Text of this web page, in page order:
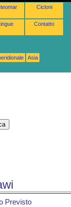
Cicloni
Contatto
Asia
Previsto